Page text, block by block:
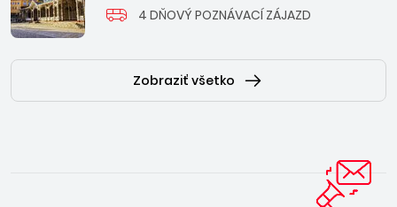
4 DŇOVÝ POZNÁVACÍ ZÁJAZD
Zobraziť všetko